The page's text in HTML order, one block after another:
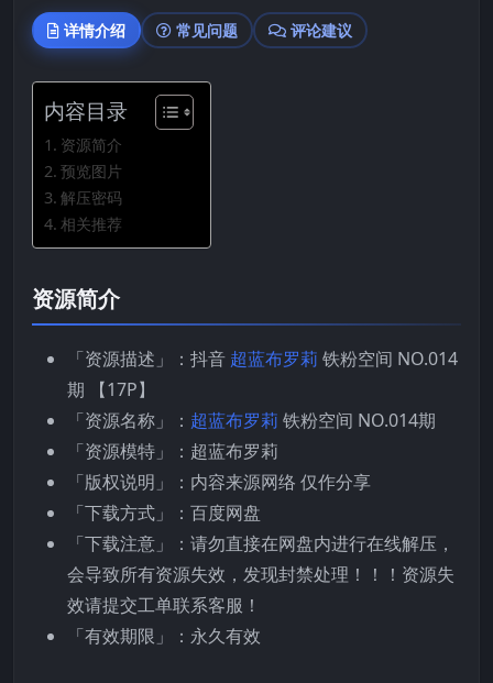
详情介绍 常见问题 评论建议
内容目录
资源简介
预览图片
解压密码
相关推荐
资源简介
「资源描述」：抖音 超蓝布罗莉 铁粉空间 NO.014
期 【17P】
「资源名称」： 超蓝布罗莉 铁粉空间 NO.014期
「资源模特」：超蓝布罗莉
「版权说明」：内容来源网络 仅作分享
「下载方式」：百度网盘
「下载注意」：请勿直接在网盘内进行在线解压，
会导致所有资源失效，发现封禁处理！！！资源失
效请提交工单联系客服！
「有效期限」：永久有效